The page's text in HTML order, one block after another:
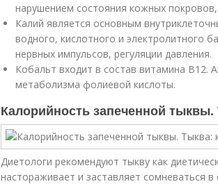
нарушением состояния кожных
Калий является основным
водного, кислотного и электролитного
нервных импульсов, регуляции давления.
Кобальт входит в состав витамина В12.
метаболизма фолиевой кислоты.
Калорийность запеченной
Диетологи рекомендуют тыкву как
настораживает и заставляет сомневаться